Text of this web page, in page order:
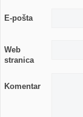
E-pošta
Web
stranica
Komentar